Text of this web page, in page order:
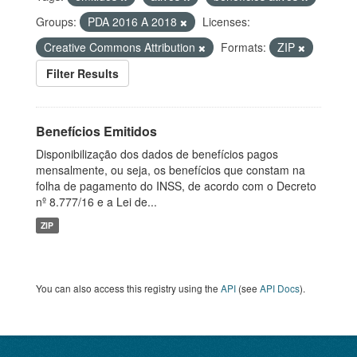
Groups:
PDA 2016 A 2018
Licenses:
Creative Commons Attribution
Formats:
ZIP
Filter Results
Benefícios Emitidos
Disponibilização dos dados de benefícios pagos
mensalmente, ou seja, os benefícios que constam na
folha de pagamento do INSS, de acordo com o Decreto
nº 8.777/16 e a Lei de...
ZIP
You can also access this registry using the API (see API Docs).